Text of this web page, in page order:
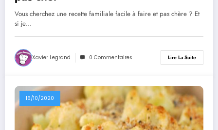
Vous cherchez une recette familiale facile à faire et pas chère ? Et
si je…
Xavier Legrand 0 Commentaires Lire La Suite
16/10/2020